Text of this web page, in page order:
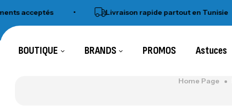
acceptés Livraison rapide partout en Tunisie
BOUTIQUE BRANDS PROMOS Astuces
Home Page